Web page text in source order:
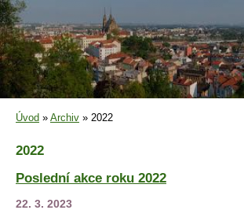
Úvod » Archiv » 2022
2022
Poslední akce roku 2022
22. 3. 2023